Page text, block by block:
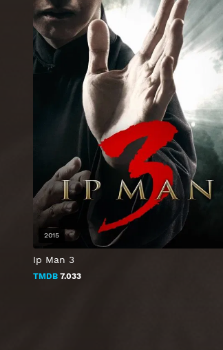
Ip Man 3
TMDB 7.033
2015